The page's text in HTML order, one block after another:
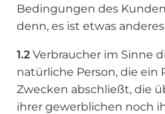
Bedingungen des
denn, es ist etwas
1.2 Verbraucher im Sinne
natürliche Person, die ein
Zwecken abschließt, die
ihrer gewerblichen noch